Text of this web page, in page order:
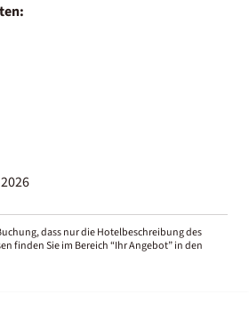
dass nur die Hotelbeschreibung des
finden Sie im Bereich “Ihr Angebot” in den